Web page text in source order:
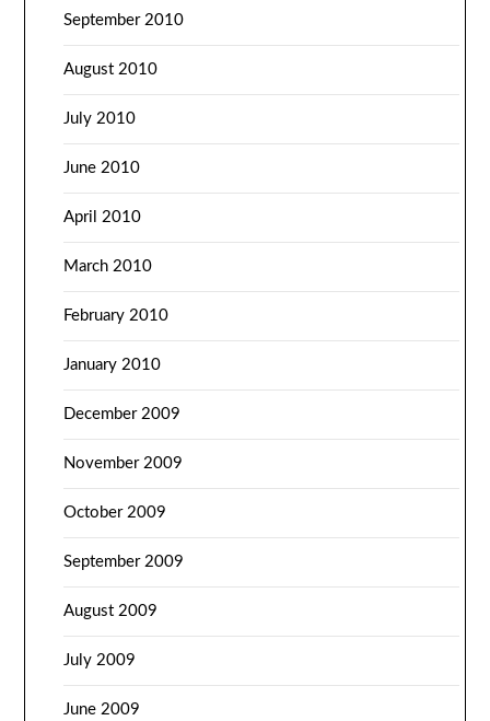
September 2010
August 2010
July 2010
June 2010
April 2010
March 2010
February 2010
January 2010
December 2009
November 2009
October 2009
September 2009
August 2009
July 2009
June 2009